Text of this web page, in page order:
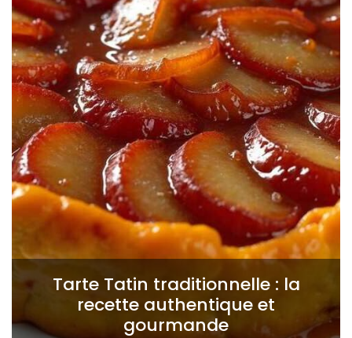
Tarte Tatin traditionnelle : la
recette authentique et
gourmande